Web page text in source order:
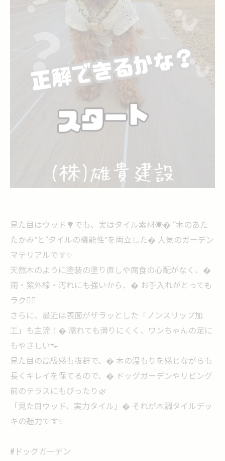
見た目はウッド🌳でも、実はタイル素材☀️� “木のあた
たかみ”と“タイルの機能性”を両立した� 人気のガーデン
マテリアルです✨
天然木のように塗装の塗り直しや腐食の心配がなく、�
雨・紫外線・汚れにも強いから、� お手入れがとっても
ラク🙆‍♀️
さらに、最近は表面がザラッとした「ノンスリップ加
工」も主流！� 濡れても滑りにくく、ワンちゃんの足に
もやさしい🐾
見た目の高級感も抜群で、� 木の温もりを感じながらも
長くキレイを保てるので、� ドッグガーデンやリビング
前のテラスにもぴったり🌿
「見た目ウッド、実力タイル」� それが木調タイルデッ
キの魅力です✨
#ドッグガーデン